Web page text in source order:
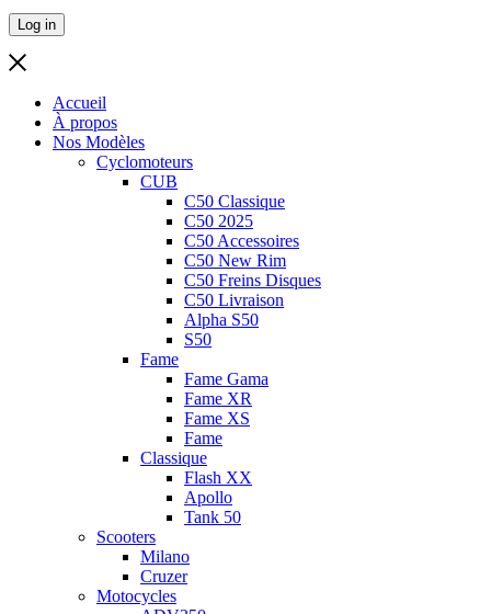
Log in
Accueil
À propos
Nos Modèles
Cyclomoteurs
CUB
C50 Classique
C50 2025
C50 Accessoires
C50 New Rim
C50 Freins Disques
C50 Livraison
Alpha S50
S50
Fame
Fame Gama
Fame XR
Fame XS
Fame
Classique
Flash XX
Apollo
Tank 50
Scooters
Milano
Cruzer
Motocycles